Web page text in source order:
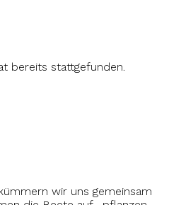
bereits stattgefunden.
wir uns gemeinsam